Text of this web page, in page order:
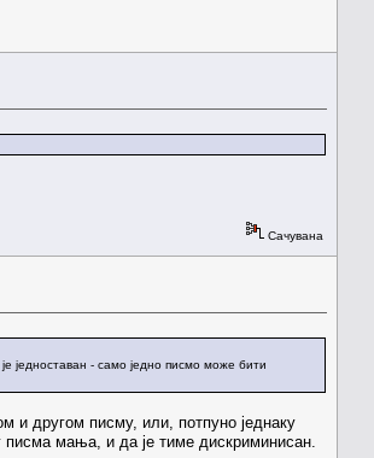
Сачувана
једноставан - само једно писмо може бити
и другом писму, или, потпуно једнаку
писма мања, и да је тиме дискриминисан.